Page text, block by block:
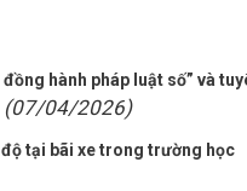
hành pháp luật số” và
(07/04/2026)
tại bãi xe trong trường học